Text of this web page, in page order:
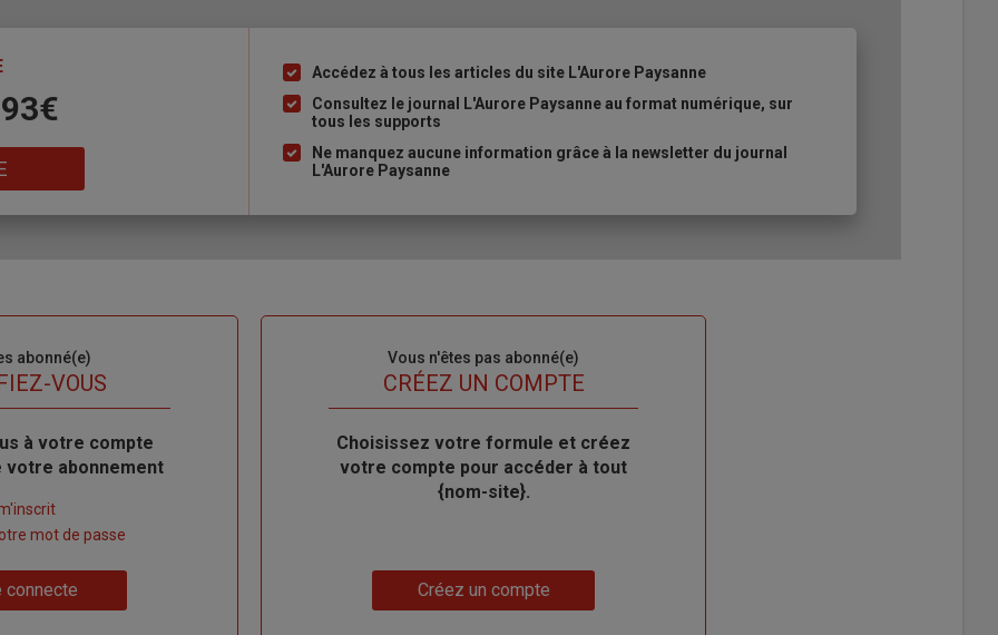
Liste
à
puce
Accédez à tous les articles du site L'Aurore Paysanne
Consultez le journal L'Aurore Paysanne au format numérique, sur
tous les supports
Ne manquez aucune information grâce à la newsletter du journal
L'Aurore Paysanne
abonné(e)
VOUS
à votre compte
abonnement
mot de passe
connecte
Vous n'êtes pas abonné(e)
TITRECRÉEZ UN COMPTE
Body
Choisissez votre formule et créez
votre compte pour accéder à tout
{nom-site}.
Créez un compte